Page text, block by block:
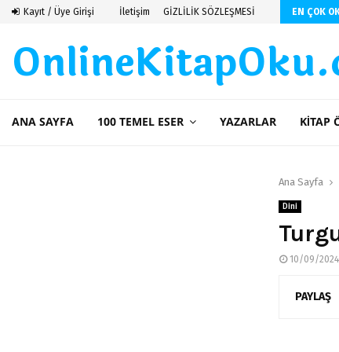
Kayıt / Üye Girişi İletişim GİZLİLİK SÖZLEŞMESİ EN ÇOK
Saint Exupery
ANA SAYFA 100 TEMEL ESER YAZARLAR KITAP
Ana Sayfa
Dini
10/09/2024
PAYLAŞ